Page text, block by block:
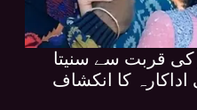
کی قربت سے سنیتا
اداکارہ کا انکشاف